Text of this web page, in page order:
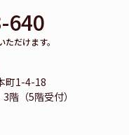
640
だけます。
町1-4-18
階（5階受付）